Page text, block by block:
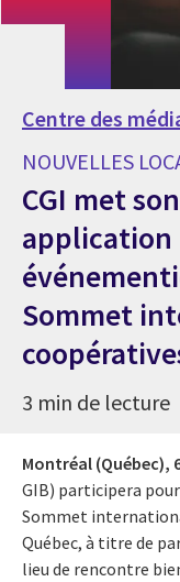
Centre des
NOUVELLES
CGI met
application
Sommet
3 min de lecture
Montréal (Québec),
GIB) participera
Sommet
Québec, à titre de
lieu de rencontre